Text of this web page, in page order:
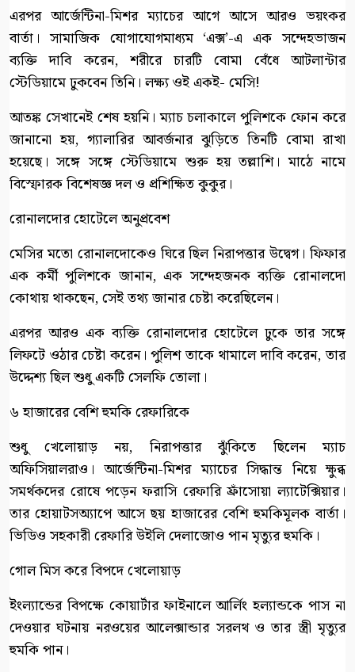
এরপর আর্জেন্টিনা-মিশর ম্যাচের আগে আসে আরও ভয়ংকর
বার্তা। সামাজিক যোগাযোগমাধ্যম ‘এক্স’-এ এক সন্দেহভাজন
ব্যক্তি দাবি করেন, শরীরে চারটি বোমা বেঁধে আটলান্টার
স্টেডিয়ামে ঢুকবেন তিনি। লক্ষ্য ওই একই- মেসি!
আতঙ্ক সেখানেই শেষ হয়নি। ম্যাচ চলাকালে পুলিশকে ফোন করে
জানানো হয়, গ্যালারির আবর্জনার ঝুড়িতে তিনটি বোমা রাখা
হয়েছে। সঙ্গে সঙ্গে স্টেডিয়ামে শুরু হয় তল্লাশি। মাঠে নামে
বিস্ফোরক বিশেষজ্ঞ দল ও প্রশিক্ষিত কুকুর।
রোনালদোর হোটেলে অনুপ্রবেশ
মেসির মতো রোনালদোকেও ঘিরে ছিল নিরাপত্তার উদ্বেগ। ফিফার
এক কর্মী পুলিশকে জানান, এক সন্দেহজনক ব্যক্তি রোনালদো
কোথায় থাকছেন, সেই তথ্য জানার চেষ্টা করেছিলেন।
এরপর আরও এক ব্যক্তি রোনালদোর হোটেলে ঢুকে তার সঙ্গে
লিফটে ওঠার চেষ্টা করেন। পুলিশ তাকে থামালে দাবি করেন, তার
উদ্দেশ্য ছিল শুধু একটি সেলফি তোলা।
৬ হাজারের বেশি হুমকি রেফারিকে
শুধু খেলোয়াড় নয়, নিরাপত্তার ঝুঁকিতে ছিলেন ম্যাচ
অফিসিয়ালরাও। আর্জেন্টিনা-মিশর ম্যাচের সিদ্ধান্ত নিয়ে ক্ষুব্ধ
সমর্থকদের রোষে পড়েন ফরাসি রেফারি ফ্রাঁসোয়া ল্যাটেক্সিয়ার।
তার হোয়াটসঅ্যাপে আসে ছয় হাজারের বেশি হুমকিমূলক বার্তা।
ভিডিও সহকারী রেফারি উইলি দেলাজোও পান মৃত্যুর হুমকি।
গোল মিস করে বিপদে খেলোয়াড়
ইংল্যান্ডের বিপক্ষে কোয়ার্টার ফাইনালে আর্লিং হল্যান্ডকে পাস না
দেওয়ার ঘটনায় নরওয়ের আলেক্সান্ডার সরলথ ও তার স্ত্রী মৃত্যুর
হুমকি পান।